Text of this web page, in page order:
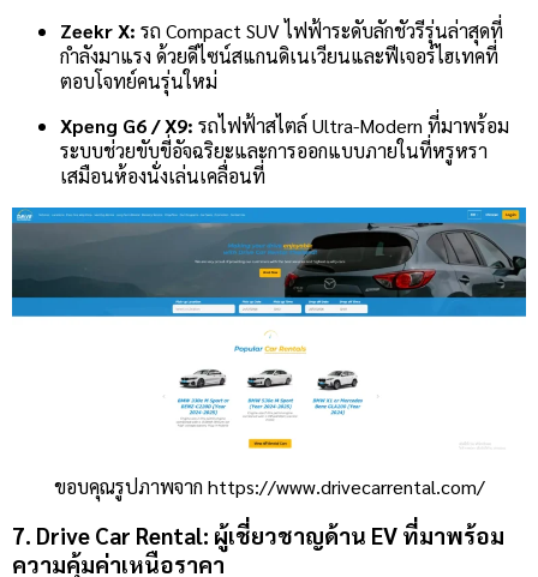
Zeekr X: รถ Compact SUV ไฟฟ้าระดับลักชัวรีรุ่นล่าสุดที่
กำลังมาแรง ด้วยดีไซน์สแกนดิเนเวียนและฟีเจอร์ไฮเทคที่
ตอบโจทย์คนรุ่นใหม่
Xpeng G6 / X9: รถไฟฟ้าสไตล์ Ultra-Modern ที่มาพร้อม
ระบบช่วยขับขี่อัจฉริยะและการออกแบบภายในที่หรูหรา
เสมือนห้องนั่งเล่นเคลื่อนที่
ขอบคุณรูปภาพจาก https://www.drivecarrental.com/
7. Drive Car Rental: ผู้เชี่ยวชาญด้าน EV ที่มาพร้อม
ความคุ้มค่าเหนือราคา